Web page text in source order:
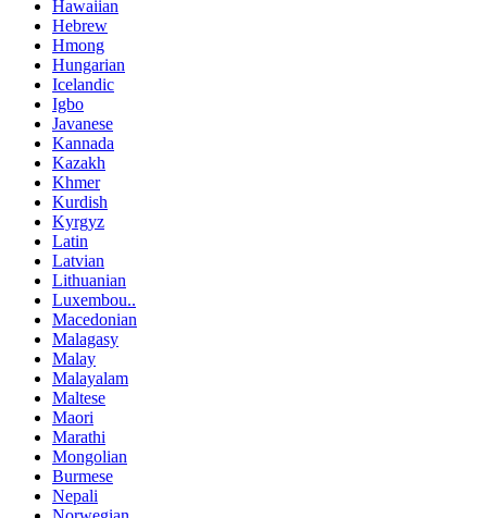
Hawaiian
Hebrew
Hmong
Hungarian
Icelandic
Igbo
Javanese
Kannada
Kazakh
Khmer
Kurdish
Kyrgyz
Latin
Latvian
Lithuanian
Luxembou..
Macedonian
Malagasy
Malay
Malayalam
Maltese
Maori
Marathi
Mongolian
Burmese
Nepali